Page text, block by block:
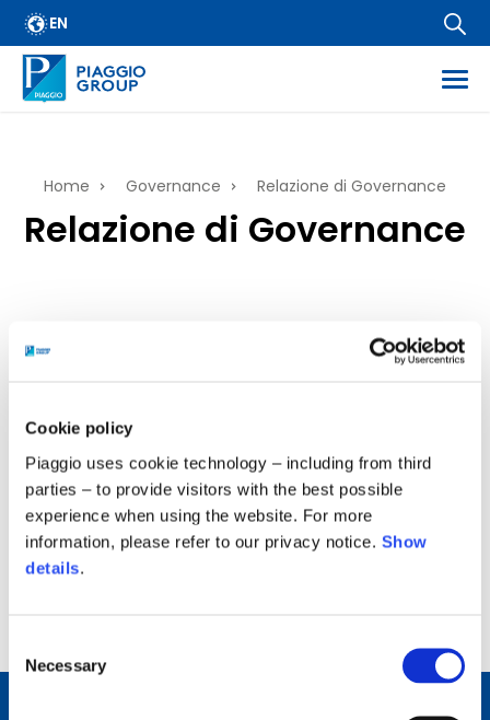
Cookie policy
Piaggio uses cookie technology – including from third
parties – to provide visitors with the best possible
experience when using the website. For more
information, please refer to our privacy notice. Show
details.
Selection
Necessary
Salta
al
contenuto
principale
EN
Briciole
di
Home Governance Relazione di Governance
Relazione di Governance
24 Marzo, 2026
Relazione sulla Corporate Governance
2.83 MB
regolamentate